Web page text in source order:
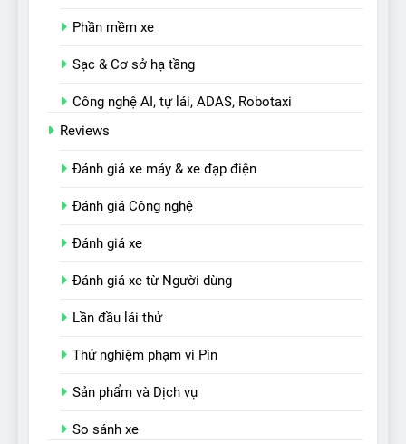
Phần mềm xe
Sạc & Cơ sở hạ tầng
Công nghệ AI, tự lái, ADAS, Robotaxi
Reviews
Đánh giá xe máy & xe đạp điện
Đánh giá Công nghệ
Đánh giá xe
Đánh giá xe từ Người dùng
Lần đầu lái thử
Thử nghiệm phạm vi Pin
Sản phẩm và Dịch vụ
So sánh xe